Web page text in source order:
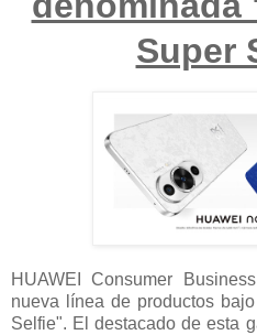
Super
HUAWEI Consumer
nueva línea de productos
Selfie". El destacado de esta